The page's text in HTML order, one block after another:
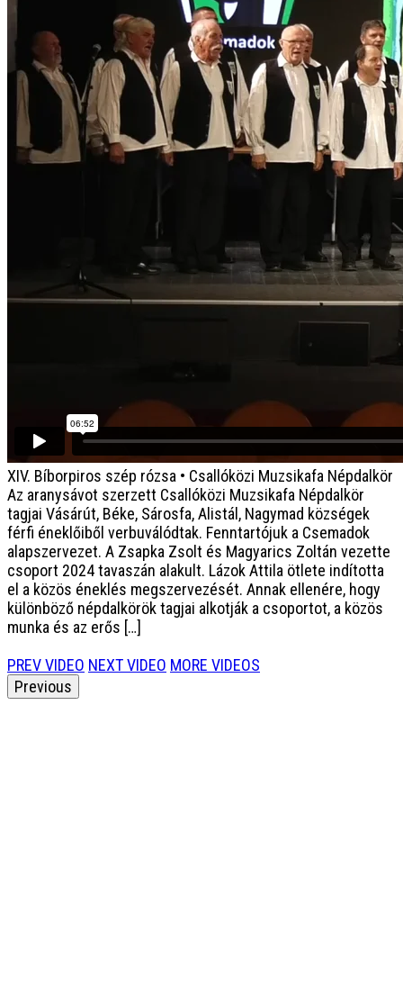
XIV. Bíborpiros szép rózsa • Csallóközi Muzsikafa Népdalkör
Az aranysávot szerzett Csallóközi Muzsikafa Népdalkör
tagjai Vásárút, Béke, Sárosfa, Alistál, Nagymad községek
férfi éneklőiből verbuválódtak. Fenntartójuk a Csemadok
alapszervezet. A Zsapka Zsolt és Magyarics Zoltán vezette
csoport 2024 tavaszán alakult. Lázok Attila ötlete indította
el a közös éneklés megszervezését. Annak ellenére, hogy
különböző népdalkörök tagjai alkotják a csoportot, a közös
munka és az erős […]
PREV VIDEO NEXT VIDEO MORE VIDEOS
Previous